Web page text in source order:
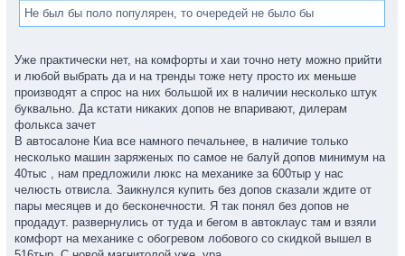
Не был бы поло популярен, то очередей не было бы
Уже практически нет, на комфорты и хаи точно нету можно прийти
и любой выбрать да и на тренды тоже нету просто их меньше
производят а спрос на них большой их в наличии несколько штук
буквально. Да кстати никаких допов не впаривают, дилерам
фолькса зачет
В автосалоне Киа все намного печальнее, в наличие только
несколько машин заряженых по самое не балуй допов минимум на
40тыс , нам предложили люкс на механике за 600тыр у нас
челюсть отвисла. Заикнулся купить без допов сказали ждите от
пары месяцев и до бесконечности. Я так понял без допов не
продадут. развернулись от туда и бегом в автоклаус там и взяли
комфорт на механике с обогревом лобового со скидкой вышел в